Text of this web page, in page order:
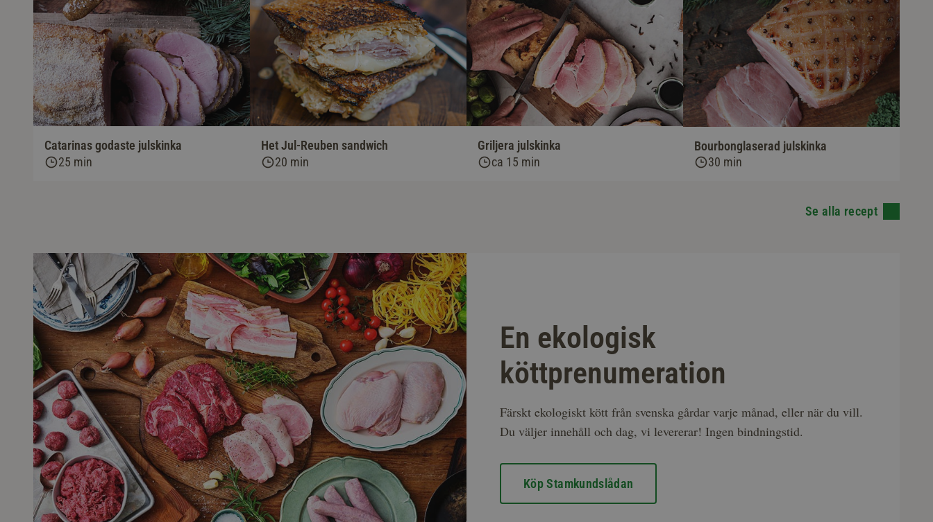
Catarinas godaste julskinka
25 min
Het Jul-Reuben sandwich
20 min
Griljera julskinka
ca 15 min
Bourbonglaserad julskinka
30 min
Se alla recept
En ekologisk
köttprenumeration
Färskt ekologiskt kött från svenska gårdar varje månad, eller när du vill.
Du väljer innehåll och dag, vi levererar! Ingen bindningstid.
Köp Stamkundslådan